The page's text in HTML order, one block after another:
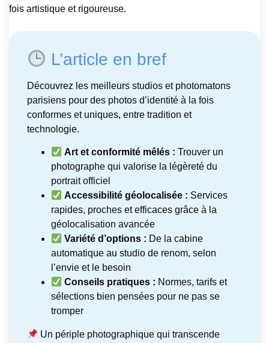
fois artistique et rigoureuse.
L’article en bref
Découvrez les meilleurs studios et photomatons
parisiens pour des photos d’identité à la fois
conformes et uniques, entre tradition et
technologie.
Art et conformité mêlés : Trouver un
photographe qui valorise la légèreté du
portrait officiel
Accessibilité géolocalisée : Services
rapides, proches et efficaces grâce à la
géolocalisation avancée
Variété d’options : De la cabine
automatique au studio de renom, selon
l’envie et le besoin
Conseils pratiques : Normes, tarifs et
sélections bien pensées pour ne pas se
tromper
Un périple photographique qui transcende